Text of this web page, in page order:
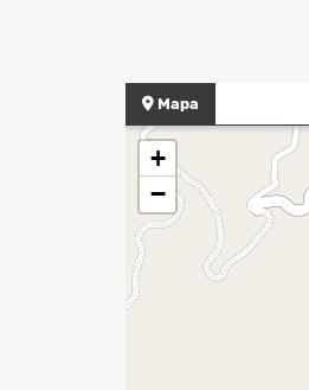
Mapa
+
−